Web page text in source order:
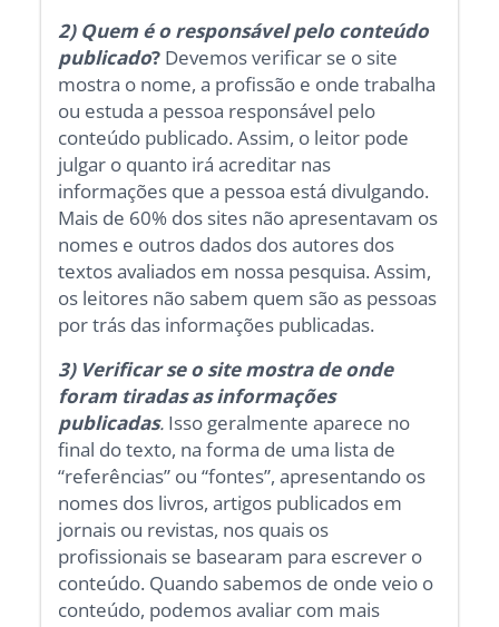
2) Quem é o responsável pelo conteúdo
publicado? Devemos verificar se o site
mostra o nome, a profissão e onde trabalha
ou estuda a pessoa responsável pelo
conteúdo publicado. Assim, o leitor pode
julgar o quanto irá acreditar nas
informações que a pessoa está divulgando.
Mais de 60% dos sites não apresentavam os
nomes e outros dados dos autores dos
textos avaliados em nossa pesquisa. Assim,
os leitores não sabem quem são as pessoas
por trás das informações publicadas.
3) Verificar se o site mostra de onde
foram tiradas as informações
publicadas. Isso geralmente aparece no
final do texto, na forma de uma lista de
“referências” ou “fontes”, apresentando os
nomes dos livros, artigos publicados em
jornais ou revistas, nos quais os
profissionais se basearam para escrever o
conteúdo. Quando sabemos de onde veio o
conteúdo, podemos avaliar com mais